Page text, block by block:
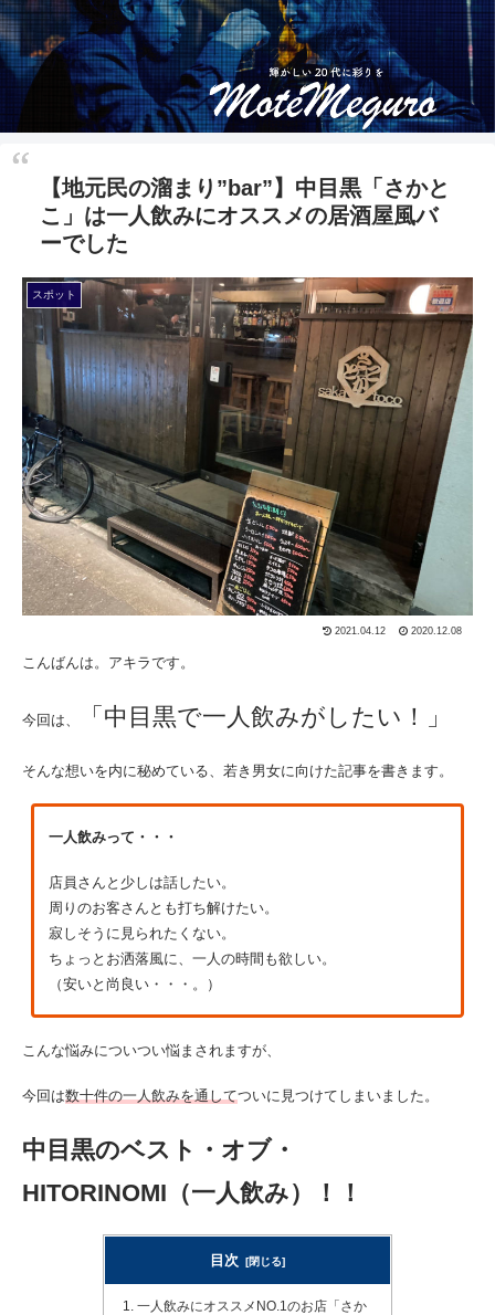
【地元民の溜まり”bar”】中目黒「さかと
こ」は一人飲みにオススメの居酒屋風バ
ーでした
スポット
2021.04.12 2020.12.08
こんばんは。アキラです。
今回は、 「中目黒で一人飲みがしたい！」
そんな想いを内に秘めている、若き男女に向けた記事を書きます。
一人飲みって・・・
店員さんと少しは話したい。
周りのお客さんとも打ち解けたい。
寂しそうに見られたくない。
ちょっとお洒落風に、一人の時間も欲しい。
（安いと尚良い・・・。）
こんな悩みについつい悩まされますが、
今回は数十件の一人飲みを通してついに見つけてしまいました。
中目黒のベスト・オブ・
HITORINOMI（一人飲み）！！
目次
一人飲みにオススメNO.1のお店「さか